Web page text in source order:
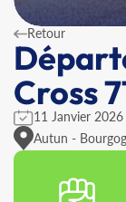
Retour
Cross
11 Janvier 2026
Autun -